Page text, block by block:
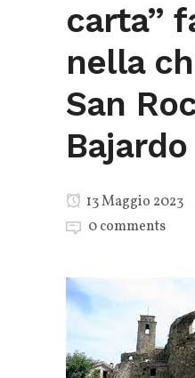
carta”
nella
San
Bajardo
13 Maggio 2023
0 comments